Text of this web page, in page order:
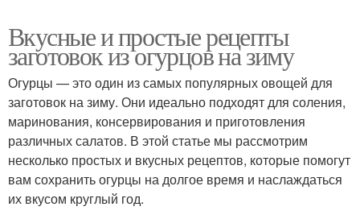
Вкусные и простые рецепты
заготовок из огурцов на зиму
Огурцы — это один из самых популярных овощей для
заготовок на зиму. Они идеально подходят для соления,
маринования, консервирования и приготовления
различных салатов. В этой статье мы рассмотрим
несколько простых и вкусных рецептов, которые помогут
вам сохранить огурцы на долгое время и наслаждаться
их вкусом круглый год.